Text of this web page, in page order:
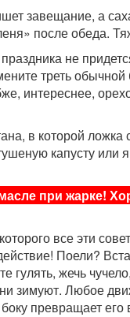
завещание, а
после обеда.
не
треть
интереснее,
в которой ложка
капусту
при жарке!
все эти
Поели?
гулять, жечь
зимуют. Любое
превращает его